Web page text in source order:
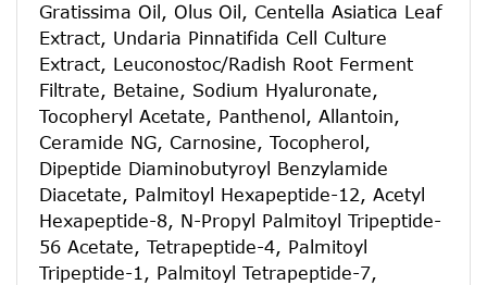
Gratissima Oil, Olus Oil, Centella Asiatica Leaf
Extract, Undaria Pinnatifida Cell Culture
Extract, Leuconostoc/Radish Root Ferment
Filtrate, Betaine, Sodium Hyaluronate,
Tocopheryl Acetate, Panthenol, Allantoin,
Ceramide NG, Carnosine, Tocopherol,
Dipeptide Diaminobutyroyl Benzylamide
Diacetate, Palmitoyl Hexapeptide-12, Acetyl
Hexapeptide-8, N-Propyl Palmitoyl Tripeptide-
56 Acetate, Tetrapeptide-4, Palmitoyl
Tripeptide-1, Palmitoyl Tetrapeptide-7,